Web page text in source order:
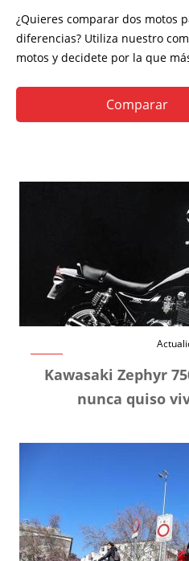
¿Quieres comparar dos motos
diferencias? Utiliza nuestro
motos y decidete por la que
Comparar
Kawasaki Zephyr
nunca quiso